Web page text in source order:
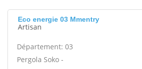
Eco energie 03 Mmentry
Artisan
Département: 03
Pergola Soko -